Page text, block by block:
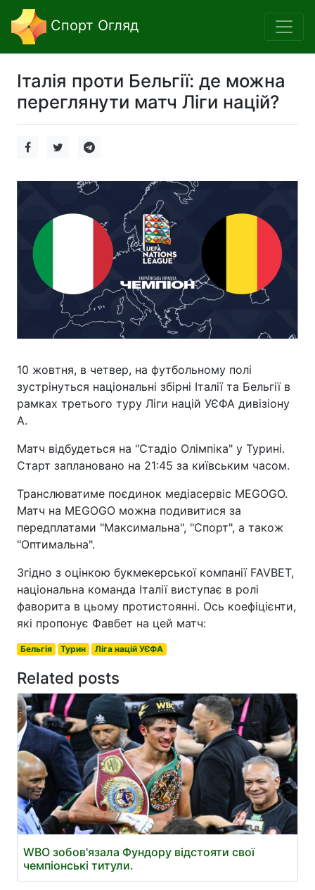
Спорт Огляд
Італія проти Бельгії: де можна
переглянути матч Ліги націй?
10 жовтня, в четвер, на футбольному полі
зустрінуться національні збірні Італії та Бельгії в
рамках третього туру Ліги націй УЄФА дивізіону
А.
Матч відбудеться на "Стадіо Олімпіка" у Турині.
Старт заплановано на 21:45 за київським часом.
Транслюватиме поєдинок медіасервіс MEGOGO.
Матч на MEGOGO можна подивитися за
передплатами "Максимальна", "Спорт", а також
"Оптимальна".
Згідно з оцінкою букмекерської компанії FAVBET,
національна команда Італії виступає в ролі
фаворита в цьому протистоянні. Ось коефіцієнти,
які пропонує Фавбет на цей матч:
Бельгія Турин Ліга націй УЄФА
Related posts
WBO зобов'язала Фундору відстояти свої
чемпіонські титули.